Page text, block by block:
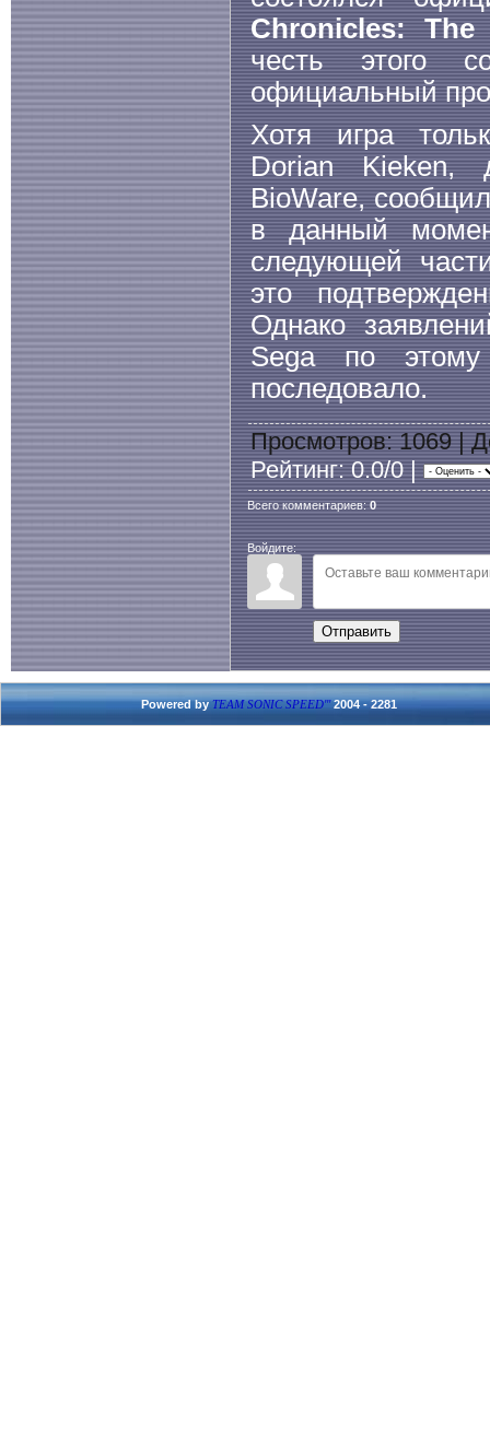
Chronicles: The
честь этого
официальный
Хотя игра
Dorian Kieken,
BioWare,
в данный
следующей
это
Однако
Sega по
последовало.
Просмотров: 1069 |
Рейтинг: 0.0/0 |
Всего комментариев:0
Войдите:
Отправить
Powered byTEAM SONIC SPEED'''2004 - 2281